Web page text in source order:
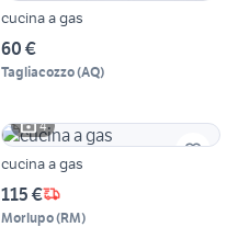
cucina a gas
60 €
Tagliacozzo(AQ)
4
cucina a gas
115 €
Morlupo(RM)